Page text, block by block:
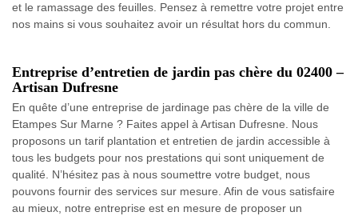
et le ramassage des feuilles. Pensez à remettre votre projet entre
nos mains si vous souhaitez avoir un résultat hors du commun.
Entreprise d’entretien de jardin pas chère du 02400 –
Artisan Dufresne
En quête d’une entreprise de jardinage pas chère de la ville de
Etampes Sur Marne ? Faites appel à Artisan Dufresne. Nous
proposons un tarif plantation et entretien de jardin accessible à
tous les budgets pour nos prestations qui sont uniquement de
qualité. N’hésitez pas à nous soumettre votre budget, nous
pouvons fournir des services sur mesure. Afin de vous satisfaire
au mieux, notre entreprise est en mesure de proposer un